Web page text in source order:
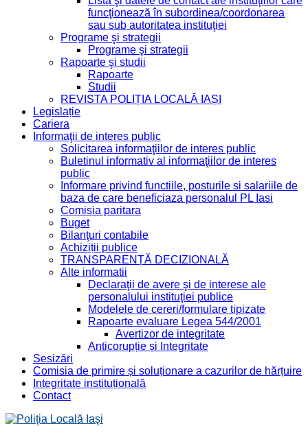
funcţionează în subordinea/coordonarea
sau sub autoritatea instituţiei
Programe şi strategii
Programe şi strategii
Rapoarte şi studii
Rapoarte
Studii
REVISTA POLIȚIA LOCALĂ IAȘI
Legislație
Cariera
Informaţii de interes public
Solicitarea informaţiilor de interes public
Buletinul informativ al informaţiilor de interes
public
Informare privind functiile, posturile si salariile de
baza de care beneficiaza personalul PL Iasi
Comisia paritara
Buget
Bilanţuri contabile
Achiziții publice
TRANSPARENȚĂ DECIZIONALĂ
Alte informatii
Declaraţii de avere şi de interese ale
personalului instituţiei publice
Modelele de cereri/formulare tipizate
Rapoarte evaluare Legea 544/2001
Avertizor de integritate
Anticorupție și Integritate
Sesizări
Comisia de primire și soluționare a cazurilor de hărțuire
Integritate instituțională
Contact